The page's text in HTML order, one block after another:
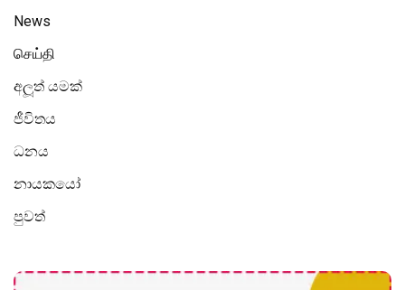
News
செய்தி
අලූත් යමක්
ජීවිතය
ධනය
නායකයෝ
පුවත්